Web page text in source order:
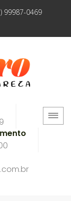
99987-0469